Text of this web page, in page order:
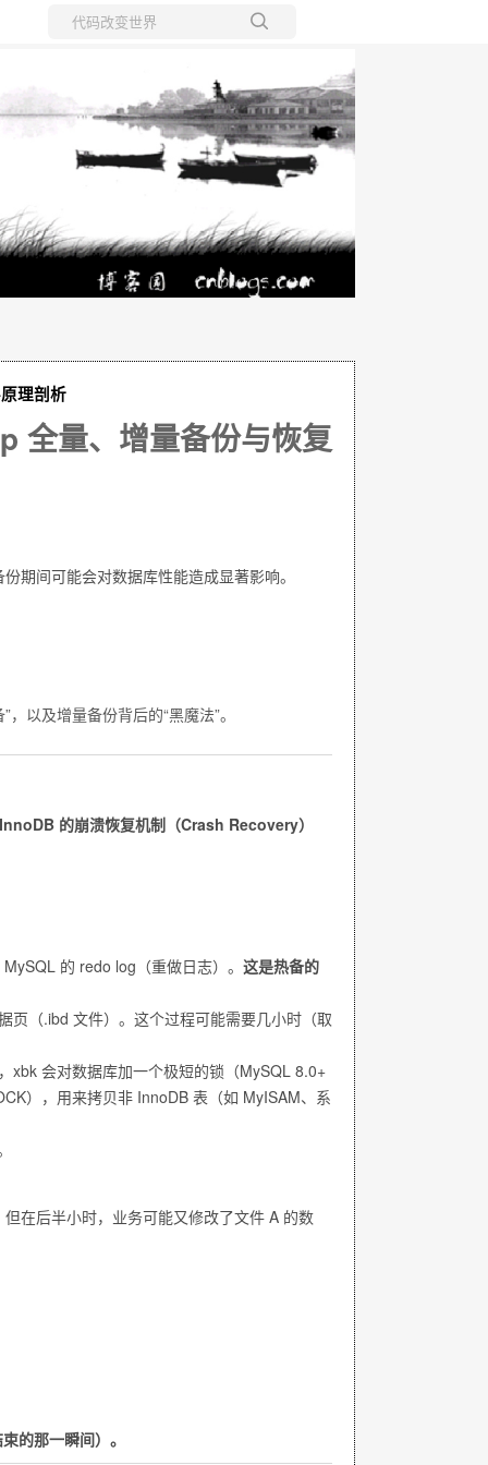
当前博客
理剖析
全量、增量备份与恢复
期间可能会对数据库性能造成显著影响。
以及增量备份背后的“黑魔法”。
InnoDB 的崩溃恢复机制（Crash Recovery）
的 redo log （重做日志）。 这是热备的
页（.ibd 文件）。这个过程可能需要几小时（取
xbk 会对数据库加一个极短的锁（MySQL 8.0+
），用来拷贝非 InnoDB 表（如 MyISAM、系
在后半小时，业务可能又修改了文件 A 的数
的那一瞬间）。